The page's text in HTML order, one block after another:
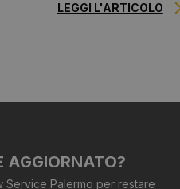
LEGGI L'ARTICOLO
AGGIORNATO?
Service Palermo per restare